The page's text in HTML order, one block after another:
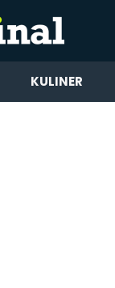
KULINER